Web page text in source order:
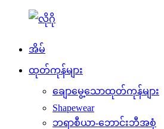
အိမ်
ထုတ်ကုန်များ
ချောမွေ့သောထုတ်ကုန်များ
Shapewear
ဘရာစီယာ-ဘောင်းဘီအစုံ